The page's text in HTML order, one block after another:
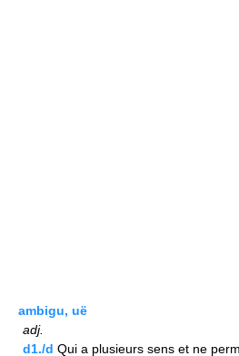
ambigu, uë
adj.
d1./d Qui a plusieurs sens et ne